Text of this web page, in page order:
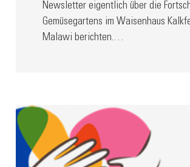
Newsletter eigentlich über die
Gemüsegartens im Waisenhaus
Malawi berichten.…